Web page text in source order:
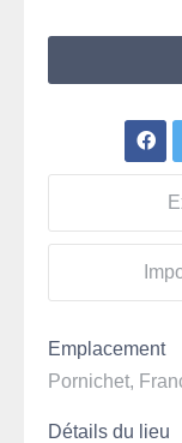
Emplacement
Pornichet,
Détails du lieu